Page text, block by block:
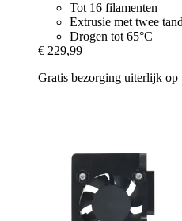
Tot 16 filamenten
Extrusie met twee
Drogen tot 65°C
€ 229,99
Gratis bezorging uiterlijk op